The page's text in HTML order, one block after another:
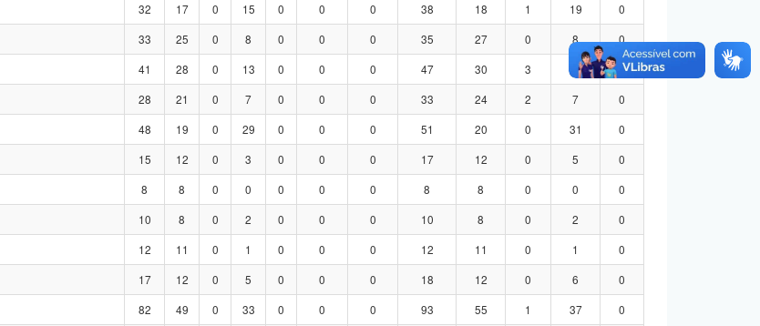
32 17 0 15 0 0 0 38 18 1 19
0
33 25 0 8 0 0 0 35 27 0 8
0
41 28 0 13 0 0 0 47 30 3 14
0
28 21 0 7 0 0 0 33 24 2 7
0
48 19 0 29 0 0 0 51 20 0 31
0
15 12 0 3 0 0 0 17 12 0 5
0
8 8 0 0 0 0 0 8 8 0 0
0
10 8 0 2 0 0 0 10 8 0 2
0
12 11 0 1 0 0 0 12 11 0 1
0
17 12 0 5 0 0 0 18 12 0 6
0
82 49 0 33 0 0 0 93 55 1 37
0